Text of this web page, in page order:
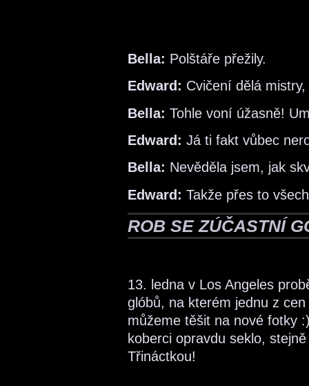
Bella: Polštáře přežily.
Edward: Cvičení dělá
Bella: Tohle voní úžasně!
Edward: Já ti fakt vůbec
Bella: Nevěděla jsem, jak
Edward: Takže přes to
ROB SE ZÚČASTNÍ
13. ledna v Los Angeles
glóbů, na kterém jednu z
můžeme těšit na nové fotky
koberci opravdu seklo,
Třináctkou!